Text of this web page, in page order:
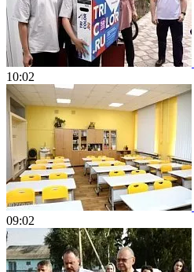
10:02
09:02